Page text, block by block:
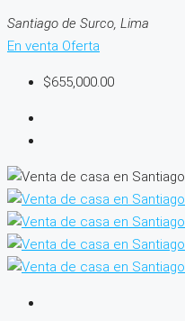
Santiago de Surco, Lima
En venta Oferta
$655,000.00